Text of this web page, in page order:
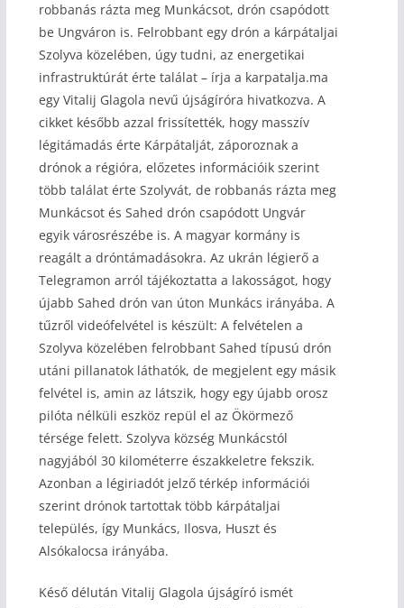
robbanás rázta meg Munkácsot, drón csapódott
be Ungváron is. Felrobbant egy drón a kárpátaljai
Szolyva közelében, úgy tudni, az energetikai
infrastruktúrát érte találat – írja a karpatalja.ma
egy Vitalij Glagola nevű újságíróra hivatkozva. A
cikket később azzal frissítették, hogy masszív
légitámadás érte Kárpátalját, záporoznak a
drónok a régióra, előzetes információik szerint
több találat érte Szolyvát, de robbanás rázta meg
Munkácsot és Sahed drón csapódott Ungvár
egyik városrészébe is. A magyar kormány is
reagált a dróntámadásokra. Az ukrán légierő a
Telegramon arról tájékoztatta a lakosságot, hogy
újabb Sahed drón van úton Munkács irányába. A
tűzről videófelvétel is készült: A felvételen a
Szolyva közelében felrobbant Sahed típusú drón
utáni pillanatok láthatók, de megjelent egy másik
felvétel is, amin az látszik, hogy egy újabb orosz
pilóta nélküli eszköz repül el az Ökörmező
térsége felett. Szolyva község Munkácstól
nagyjából 30 kilométerre északkeletre fekszik.
Azonban a légiriadót jelző térkép információi
szerint drónok tartottak több kárpátaljai
település, így Munkács, Ilosva, Huszt és
Alsókalocsa irányába.
Késő délután Vitalij Glagola újságíró ismét